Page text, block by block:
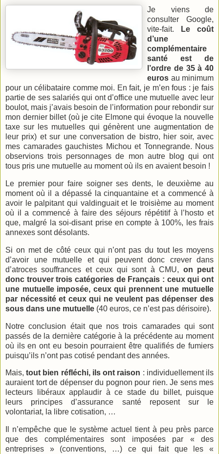
Je viens de
consulter Google,
vite-fait.
Le coût
d’une
complémentaire
santé est de
l’ordre de 35 à 40
euros au minimum
pour un célibataire comme moi. En fait, je m’en fous : je fais
partie de ses salariés qui ont d’office une mutuelle avec leur
boulot, mais j’avais besoin de l’information pour rebondir sur
mon dernier billet (où je cite Elmone qui évoque la nouvelle
taxe sur les mutuelles qui génèrent une augmentation de
leur prix) et sur une conversation de bistro, hier soir, avec
mes camarades gauchistes Michou et Tonnegrande. Nous
observions trois personnages de mon autre blog qui ont
tous pris une mutuelle au moment où ils en avaient besoin !
Le premier pour faire soigner ses dents, le deuxième au
moment où il a dépassé la cinquantaine et a commencé à
avoir le palpitant qui valdinguait et le troisième au moment
où il a commencé à faire des séjours répétitif à l’hosto et
que, malgré la soi-disant prise en compte à 100%, les frais
annexes sont désolants.
Si on met de côté ceux qui n’ont pas du tout les moyens
d’avoir une mutuelle et qui peuvent donc crever dans
d’atroces souffrances et ceux qui sont à CMU, on peut
donc trouver trois catégories de Français : ceux qui ont
une mutuelle imposée, ceux qui prennent une mutuelle
par nécessité et ceux qui ne veulent pas dépenser des
sous dans une mutuelle (40 euros, ce n’est pas dérisoire).
Notre conclusion était que nos trois camarades qui sont
passés de la dernière catégorie à la précédente au moment
où ils en ont eu besoin pourraient être qualifiés de fumiers
puisqu’ils n’ont pas cotisé pendant des années.
Mais,tout bien réfléchi, ils ont raison : individuellement ils
auraient tort de dépenser du pognon pour rien. Je sens mes
lecteurs libéraux applaudir à ce stade du billet, puisque
leurs principes d’assurance santé reposent sur le
volontariat, la libre cotisation, …
Il n’empêche que le système actuel tient à peu près parce
que des complémentaires sont imposées par « des
entreprises » (conventions, …) ce qui fait que les «